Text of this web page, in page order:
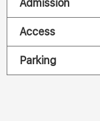
Admission
Access
Parking